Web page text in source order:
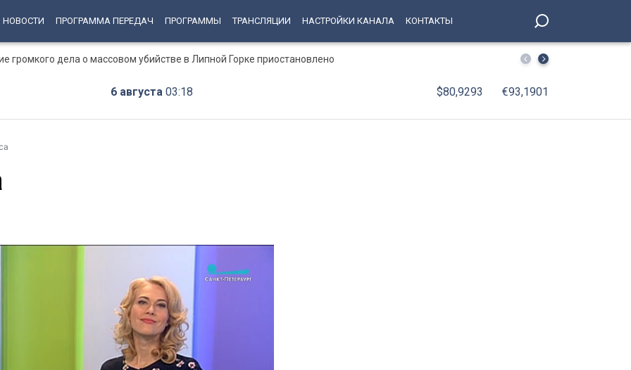
НОВОСТИ ПРОГРАММА ПЕРЕДАЧ ПРОГРАММЫ ТРАНСЛЯЦИИ НАСТРОЙКИ КАНАЛА КОНТАКТЫ
громкого дела о массовом убийстве в Липной Горке приостановлено В Петербурге принят Единый стандарт обслуживания
6 августа 03:18 $80,9293 €93,1901